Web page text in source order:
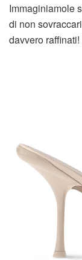
Immaginiamole
di non
davvero raffinati!